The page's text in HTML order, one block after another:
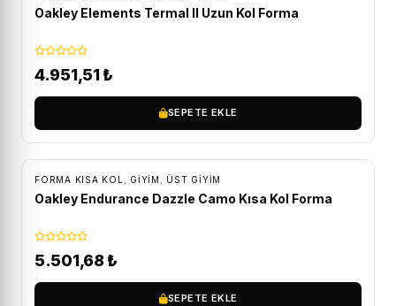
Oakley Elements Termal II Uzun Kol Forma
4.951,51₺
SEPETE EKLE
FORMA KISA KOL GİYİM ÜST GIYIM
Oakley Endurance Dazzle Camo Kısa Kol Forma
5.501,68 ₺
SEPETE EKLE